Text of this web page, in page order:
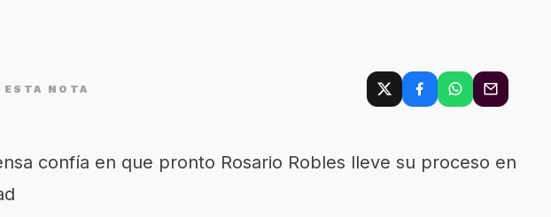
ESTA NOTA
confía en que pronto Rosario Robles lleve su proceso en